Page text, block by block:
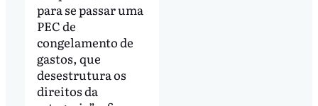
para se passar uma
PEC de
congelamento de
gastos, que
desestrutura os
direitos da